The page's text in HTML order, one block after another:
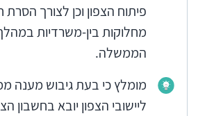
פיתוח הצפון וכן לצורך הסרת
מחלוקות בין-משרדיות
הממשלה.
מומלץ כי בעת גיבוש מענה
ליישובי הצפון יובא בחשבון